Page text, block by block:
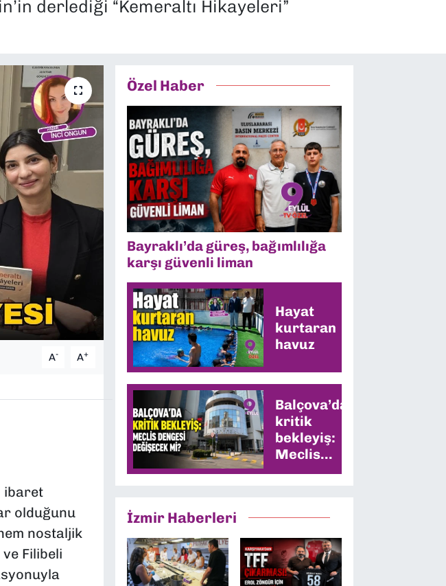
derlediği “Kemeraltı Hikayeleri”
A- A+
ibaret
olduğunu
nostaljik
Filibeli
Özel Haber
Bayraklı’da güreş, bağımlılığa
karşı güvenli liman
Hayat
kurtaran
havuz
Balçova’da
kritik
bekleyiş:
Meclis
dengesi
İzmir Haberleri